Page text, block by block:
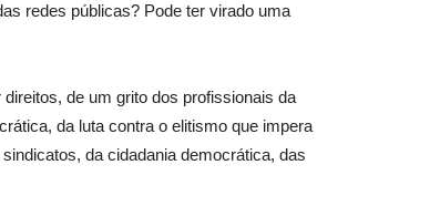
redes públicas? Pode ter virado uma
de um grito dos profissionais da
da luta contra o elitismo que impera
da cidadania democrática, das